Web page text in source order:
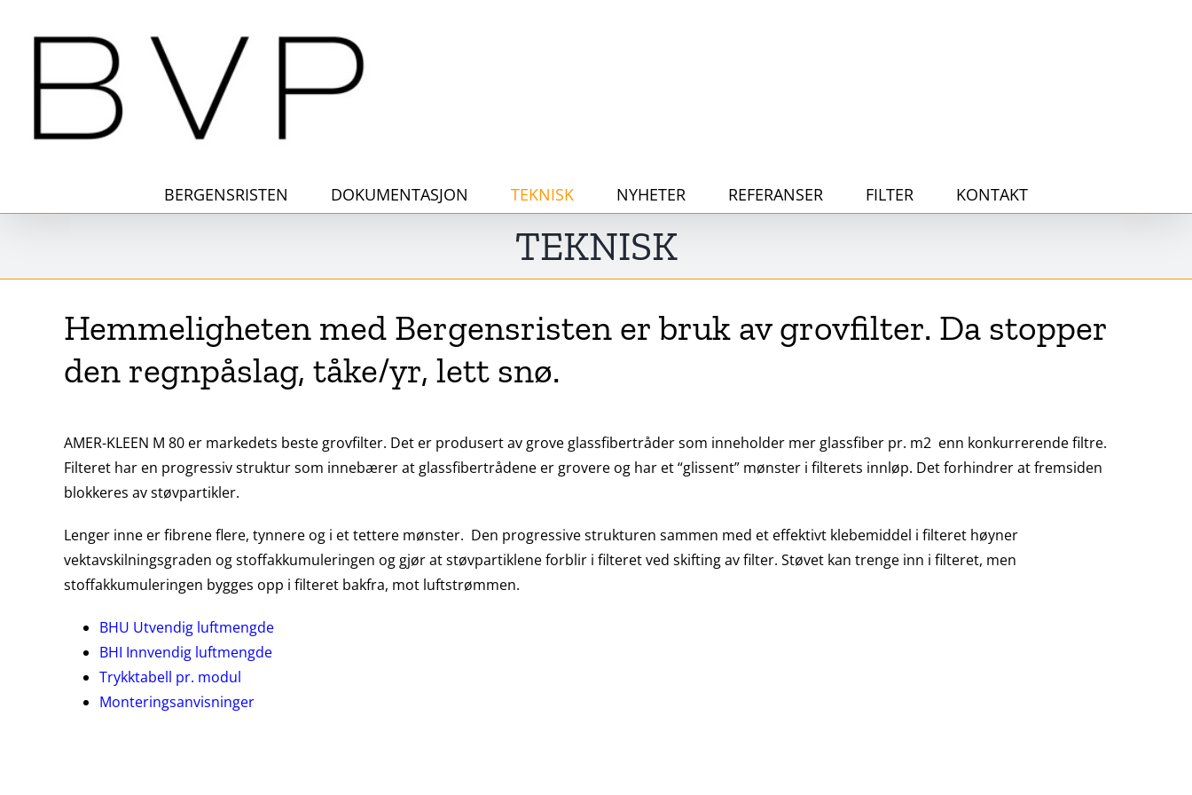
BERGENSRISTEN DOKUMENTASJON TEKNISK NYHETER REFERANSER FILTER KONTAKT
TEKNISK
Hemmeligheten med Bergensristen er bruk av grovfilter. Da stopper
den regnpåslag, tåke/yr, lett snø.
AMER-KLEEN M 80 er markedets beste grovfilter. Det er produsert av grove glassfibertråder som inneholder mer glassfiber pr. m2 enn konkurrerende filtre.
Filteret har en progressiv struktur som innebærer at glassfibertrådene er grovere og har et “glissent” mønster i filterets innløp. Det forhindrer at fremsiden
blokkeres av støvpartikler.
Lenger inne er fibrene flere, tynnere og i et tettere mønster. Den progressive strukturen sammen med et effektivt klebemiddel i filteret høyner
vektavskilningsgraden og stoffakkumuleringen og gjør at støvpartiklene forblir i filteret ved skifting av filter. Støvet kan trenge inn i filteret, men
stoffakkumuleringen bygges opp i filteret bakfra, mot luftstrømmen.
BHU Utvendig luftmengde
BHI Innvendig luftmengde
Trykktabell pr. modul
Monteringsanvisninger